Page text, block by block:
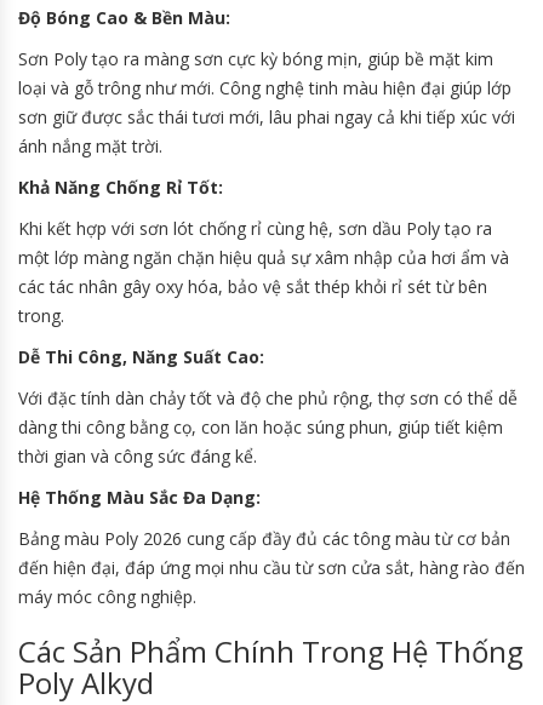
Độ Bóng Cao & Bền Màu:
Sơn Poly tạo ra màng sơn cực kỳ bóng mịn, giúp bề mặt kim
loại và gỗ trông như mới. Công nghệ tinh màu hiện đại giúp lớp
sơn giữ được sắc thái tươi mới, lâu phai ngay cả khi tiếp xúc với
ánh nắng mặt trời.
Khả Năng Chống Rỉ Tốt:
Khi kết hợp với sơn lót chống rỉ cùng hệ, sơn dầu Poly tạo ra
một lớp màng ngăn chặn hiệu quả sự xâm nhập của hơi ẩm và
các tác nhân gây oxy hóa, bảo vệ sắt thép khỏi rỉ sét từ bên
trong.
Dễ Thi Công, Năng Suất Cao:
Với đặc tính dàn chảy tốt và độ che phủ rộng, thợ sơn có thể dễ
dàng thi công bằng cọ, con lăn hoặc súng phun, giúp tiết kiệm
thời gian và công sức đáng kể.
Hệ Thống Màu Sắc Đa Dạng:
Bảng màu Poly 2026 cung cấp đầy đủ các tông màu từ cơ bản
đến hiện đại, đáp ứng mọi nhu cầu từ sơn cửa sắt, hàng rào đến
máy móc công nghiệp.
Các Sản Phẩm Chính Trong Hệ Thống
Poly Alkyd